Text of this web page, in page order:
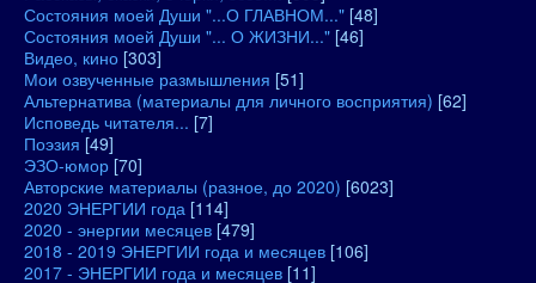
Состояния моей Души "...О ГЛАВНОМ..." [48]
Состояния моей Души "... О ЖИЗНИ..." [46]
Видео, кино [303]
Мои озвученные размышления [51]
Альтернатива (материалы для личного восприятия) [62]
Исповедь читателя... [7]
Поэзия [49]
ЭЗО-юмор [70]
Авторские материалы (разное, до 2020) [6023]
2020 ЭНЕРГИИ года [114]
2020 - энергии месяцев [479]
2018 - 2019 ЭНЕРГИИ года и месяцев [106]
2017 - ЭНЕРГИИ года и месяцев [11]